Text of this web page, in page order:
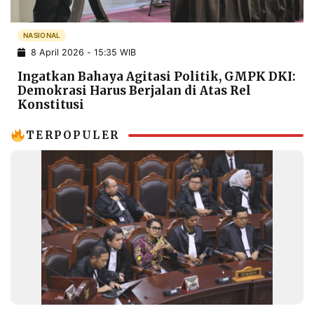
INFORMASI
IKLAN
KIRIM
PENGADUAN TERM
SERVICE
IKUTI
RESOLUSI
MEDIA
NASIONAL
8 April 2026 - 15:35 WIB
Ingatkan Bahaya Agitasi Politik, GMPK DKI:
Demokrasi Harus Berjalan di Atas Rel
Konstitusi
TERPOPULER